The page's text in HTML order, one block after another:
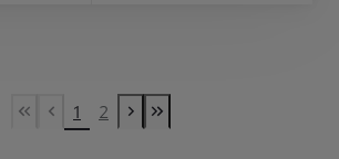
First Page
Previous page
1 2
Next page
Last Page